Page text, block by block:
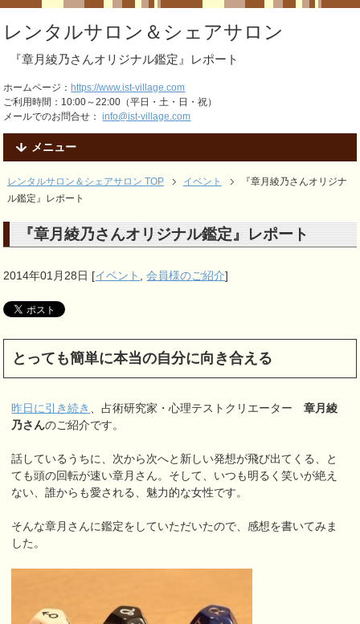
レンタルサロン＆シェアサロン
『章月綾乃さんオリジナル鑑定』レポート
ホームページ：https://www.ist-village.com
ご利用時間：10:00～22:00（平日・土・日・祝）
メールでのお問合せ：info@ist-village.com
メニュー
レンタルサロン＆シェアサロン TOP イベント
『章月綾乃さんオリジナ
ル鑑定』レポート
『章月綾乃さんオリジナル鑑定』レポート
2014年01月28日 [イベント ,会員様のご紹介]
とっても簡単に本当の自分に向き合える
昨日に引き続き 、占術研究家・心理テストクリエーター章月綾
乃さんのご紹介です。
話しているうちに、次から次へと新しい発想が飛び出てくる、と
ても頭の回転が速い章月さん。そして、いつも明るく笑いが絶え
ない、誰からも愛される、魅力的な女性です。
そんな章月さんに鑑定をしていただいたので、感想を書いてみま
した。